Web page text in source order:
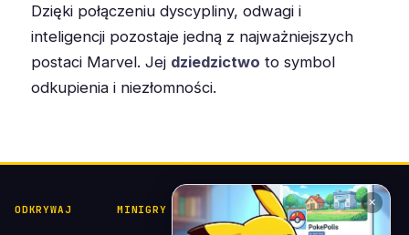
Dzięki połączeniu dyscypliny, odwagi i
inteligencji pozostaje jedną z najważniejszych
postaci Marvel. Jej dziedzictwo to symbol
odkupienia i niezłomności.
ODKRYWAJ MINIGRY
POKÉDEX I
KOLEKCJE
POMOC I
KONTAKT
✕